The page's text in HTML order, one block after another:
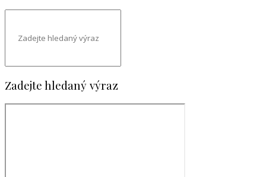
Zadejte hledaný výraz